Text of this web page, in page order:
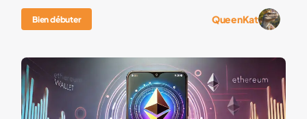
Bien débuter QueenKat